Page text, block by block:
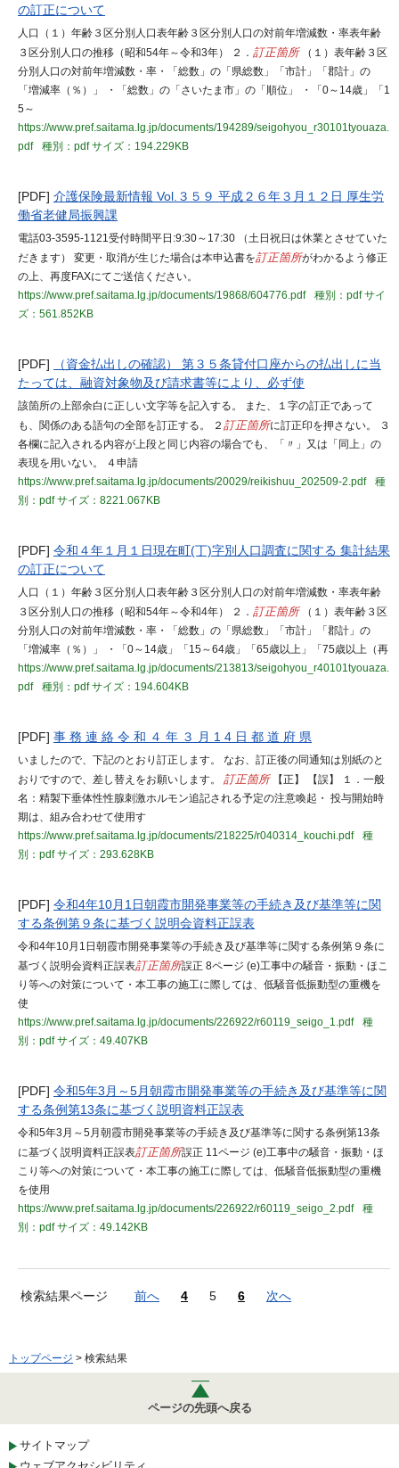
の訂正について
人口（１）年齢３区分別人口表年齢３区分別人口の対前年増減数・率表年齢
３区分別人口の推移（昭和54年～令和3年） ２． 訂正箇所（１）表年齢３区
分別人口の対前年増減数・率・「総数」の「県総数」「市計」「郡計」の
「増減率（％）」 ・「総数」の「さいたま市」の「順位」 ・「0～14歳」「1
5～
https://www.pref.saitama.lg.jp/documents/194289/seigohyou_r30101tyouaza.
pdf
種別：pdfサイズ：194.229KB
[PDF] 介護保険最新情報 Vol.３５９ 平成２６年３月１２日 厚生労
働省老健局振興課
電話03-3595-1121受付時間平日:9:30～17:30 （土日祝日は休業とさせていた
だきます） 変更・取消が生じた場合は本申込書を訂正箇所がわかるよう修正
の上、再度FAXにてご送信ください。
https://www.pref.saitama.lg.jp/documents/19868/604776.pdf
種別：pdfサイ
ズ：561.852KB
[PDF]
（資金払出しの確認） 第３５条貸付口座からの払出しに当
たっては、融資対象物及び請求書等により、必ず使
該箇所の上部余白に正しい文字等を記入する。 また、１字の訂正であって
も、関係のある語句の全部を訂正する。 ２ 訂正箇所に訂正印を押さない。 ３
各欄に記入される内容が上段と同じ内容の場合でも、「〃」又は「同上」の
表現を用いない。 ４申請
https://www.pref.saitama.lg.jp/documents/20029/reikishuu_202509-2.pdf
種
別：pdfサイズ：8221.067KB
[PDF] 令和４年１月１日現在町(丁)字別人口調査に関する 集計結果
の訂正について
人口（１）年齢３区分別人口表年齢３区分別人口の対前年増減数・率表年齢
３区分別人口の推移（昭和54年～令和4年） ２． 訂正箇所（１）表年齢３区
分別人口の対前年増減数・率・「総数」の「県総数」「市計」「郡計」の
「増減率（％）」 ・「0～14歳」「15～64歳」「65歳以上」「75歳以上（再
https://www.pref.saitama.lg.jp/documents/213813/seigohyou_r40101tyouaza.
pdf
種別：pdfサイズ：194.604KB
[PDF] 事 務 連 絡 令 和 ４ 年 ３ 月 1 4 日 都 道 府 県
いましたので、下記のとおり訂正します。 なお、訂正後の同通知は別紙のと
おりですので、差し替えをお願いします。 訂正箇所【正】 【誤】 １．一般
名：精製下垂体性性腺刺激ホルモン追記される予定の注意喚起・ 投与開始時
期は、組み合わせて使用す
https://www.pref.saitama.lg.jp/documents/218225/r040314_kouchi.pdf
種
別：pdfサイズ：293.628KB
[PDF] 令和4年10月1日朝霞市開発事業等の手続き及び基準等に関
する条例第９条に基づく説明会資料正誤表
令和4年10月1日朝霞市開発事業等の手続き及び基準等に関する条例第９条に
基づく説明会資料正誤表訂正箇所誤正 8ページ (e)工事中の騒音・振動・ほこ
り等への対策について・本工事の施工に際しては、低騒音低振動型の重機を
使
https://www.pref.saitama.lg.jp/documents/226922/r60119_seigo_1.pdf
種
別：pdfサイズ：49.407KB
[PDF] 令和5年3月～5月朝霞市開発事業等の手続き及び基準等に関
する条例第13条に基づく説明資料正誤表
令和5年3月～5月朝霞市開発事業等の手続き及び基準等に関する条例第13条
に基づく説明資料正誤表訂正箇所誤正 11ページ (e)工事中の騒音・振動・ほ
こり等への対策について・本工事の施工に際しては、低騒音低振動型の重機
を使用
https://www.pref.saitama.lg.jp/documents/226922/r60119_seigo_2.pdf
種
別：pdfサイズ：49.142KB
検索結果ページ 前へ 4 5 6 次へ
トップページ > 検索結果
ページの先頭へ戻る
サイトマップ